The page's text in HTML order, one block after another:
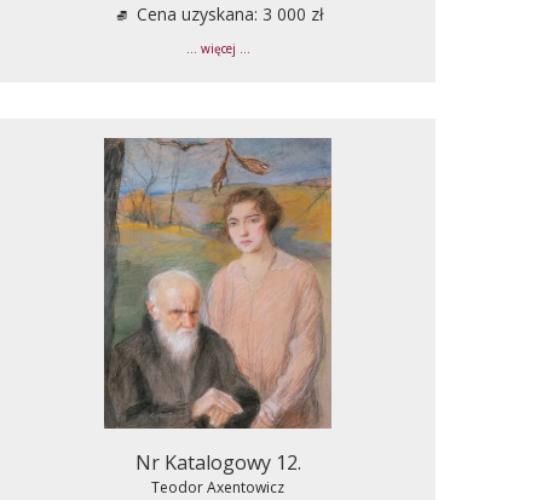
Cena uzyskana: 3 000 zł
... więcej ...
Nr Katalogowy 12.
Teodor Axentowicz